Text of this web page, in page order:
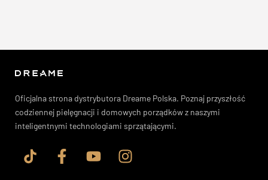
Oficjalna strona dystrybutora Dreame Polska. Poznaj przyszłość
codziennej pielęgnacji i domowych porządków z naszymi
inteligentnymi technologiami sprzątającymi.